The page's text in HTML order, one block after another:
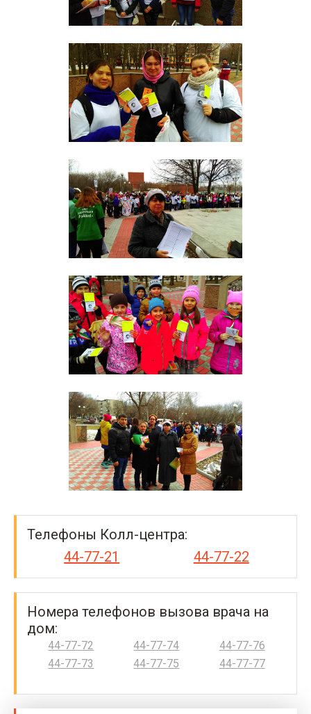
Телефоны Колл-центра:
44-77-21
44-77-22
Номера телефонов вызова врача на
дом:
44-77-72
44-77-73
44-77-74
44-77-75
44-77-76
44-77-77